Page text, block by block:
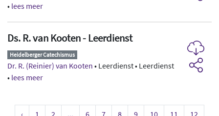
• lees meer
Ds. R. van Kooten - Leerdienst
Heidelberger Catechismus
Dr. R. (Reinier) van Kooten • Leerdienst • Leerdienst
• lees meer
‹ 1 2 ... 6 7 8 9 10 11
12